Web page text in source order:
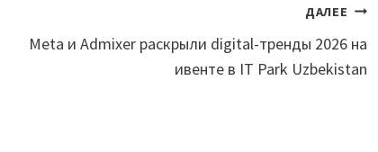
ДАЛЕЕ
Meta и Admixer раскрыли digital-тренды 2026 на
ивенте в IT Park Uzbekistan